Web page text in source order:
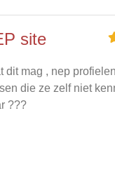
site
dit mag , nep
die ze zelf niet
???